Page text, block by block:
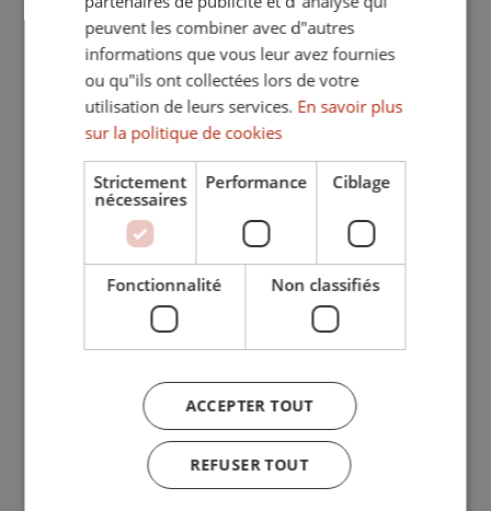
Internet - Wi-Fi
Terrasse couverte
Service 24h
Placards
Résidence fermée
Vue sur la piscine
Vue panoramique
Services de proximité
Chauffage par le sol (salles de bain)
peuvent les combiner avec d"autres
informations que vous leur avez fournies
ou qu"ils ont collectées lors de votre
utilisation de leurs services. En savoir plus
sur la politique de cookies
Strictement
nécessaires
Performance Ciblage
Fonctionnalité Non classifiés
ACCEPTER TOUT
REFUSER TOUT